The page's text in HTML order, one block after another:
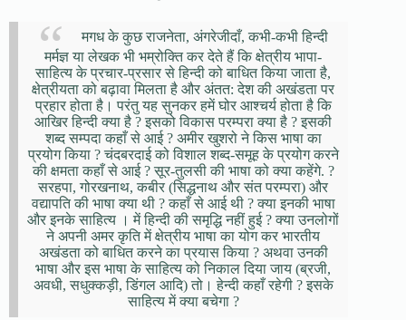
मगध के कुछ राजनेता, अंगरेजीदाँ, कभी-कभी हिन्दी
मर्मज्ञ या लेखक भी भम्रोक्ति कर देते हैं कि क्षेत्रीय भापा-
साहित्य के प्रचार-प्रसार से हिन्दी को बाधित किया जाता है,
क्षेत्रीयता को बढ़ावा मिलता है और अंतत: देश की अखंडता पर
प्रहार होता है। परंतु यह सुनकर हमें घोर आश्चर्य होता है कि
आखिर हिन्दी क्या है ? इसको विकास परम्परा क्या है ? इसकी
शब्द सम्पदा कहाँ से आई ? अमीर खुशरो ने किस भाषा का
प्रयोग किया ? चंदबरदाई को विशाल शब्द-समूह के प्रयोग करने
की क्षमता कहाँ से आई ? सूर-तुलसी की भाषा को क्या कहेंगे. ?
सरहपा, गोरखनाथ, कबीर (सिद्धनाथ और संत परम्परा) और
वद्यापति की भाषा क्या थी ? कहाँ से आई थी ? क्या इनकी भाषा
और इनके साहित्य । में हिन्दी की समृद्धि नहीं हुई ? क्या उनलोगों
ने अपनी अमर कृति में क्षेत्रीय भाषा का योग कर भारतीय
अखंडता को बाधित करने का प्रयास किया ? अथवा उनकी
भाषा और इस भाषा के साहित्य को निकाल दिया जाय (ब्रजी,
अवधी, सधुक्कड़ी, डिंगल आदि) तो। हेन्दी कहाँ रहेगी ? इसके
साहित्य में क्या बचेगा ?